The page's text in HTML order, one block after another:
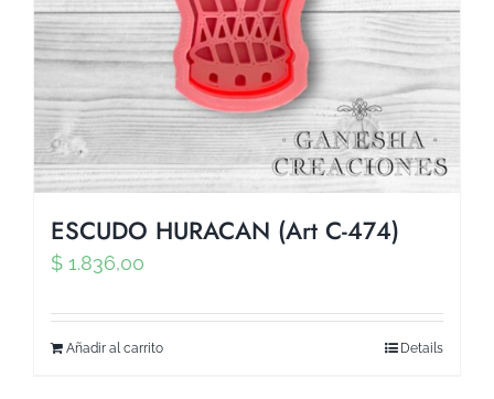
ESCUDO HURACAN (Art C-474)
$ 1.836,00
Añadir al carrito Details